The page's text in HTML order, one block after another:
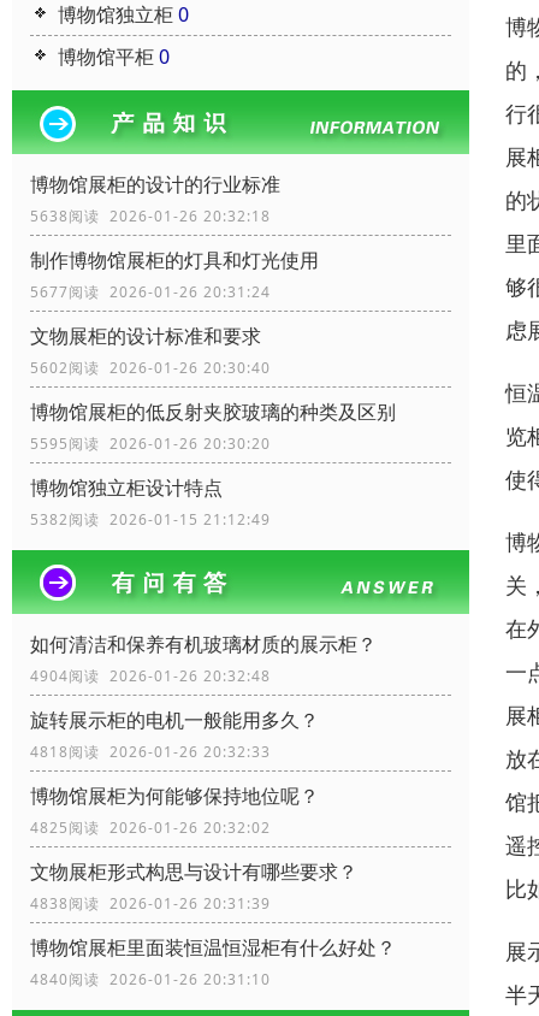
博物馆独立柜0
博物馆平柜0
博物馆展柜的设计的行业标准
5638阅读 2026-01-26 20:32:18
制作博物馆展柜的灯具和灯光使用
5677阅读 2026-01-26 20:31:24
文物展柜的设计标准和要求
5602阅读 2026-01-26 20:30:40
博物馆展柜的低反射夹胶玻璃的种类及区别
5595阅读 2026-01-26 20:30:20
博物馆独立柜设计特点
5382阅读 2026-01-15 21:12:49
如何清洁和保养有机玻璃材质的展示柜？
4904阅读 2026-01-26 20:32:48
旋转展示柜的电机一般能用多久？
4818阅读 2026-01-26 20:32:33
博物馆展柜为何能够保持地位呢？
4825阅读 2026-01-26 20:32:02
文物展柜形式构思与设计有哪些要求？
4838阅读 2026-01-26 20:31:39
博物馆展柜里面装恒温恒湿柜有什么好处？
4840阅读 2026-01-26 20:31:10
博
的
行
展
的
里
够
虑
恒
览
使
博
关
在
一
展
放
馆
遥
比
展
半